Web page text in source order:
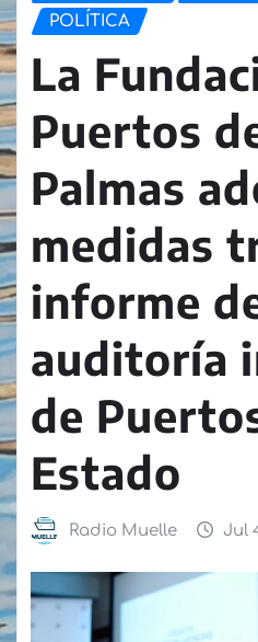
POLÍTICA
La
Puertos
Palmas
medidas
informe
auditoría
de
Estado
Radio Muelle Jul